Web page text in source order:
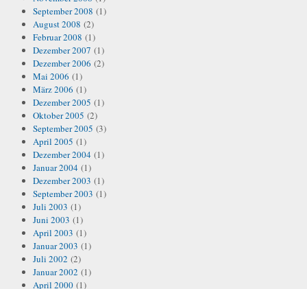
September 2008 (1)
August 2008 (2)
Februar 2008 (1)
Dezember 2007 (1)
Dezember 2006 (2)
Mai 2006 (1)
März 2006 (1)
Dezember 2005 (1)
Oktober 2005 (2)
September 2005 (3)
April 2005 (1)
Dezember 2004 (1)
Januar 2004 (1)
Dezember 2003 (1)
September 2003 (1)
Juli 2003 (1)
Juni 2003 (1)
April 2003 (1)
Januar 2003 (1)
Juli 2002 (2)
Januar 2002 (1)
April 2000 (1)